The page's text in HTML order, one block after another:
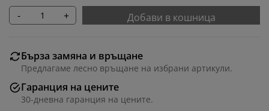
- + Добави в кошница
Бърза замяна и връщане
Предлагаме лесно връщане на избрани артикули.
Гаранция на цените
30-дневна гаранция на цените.